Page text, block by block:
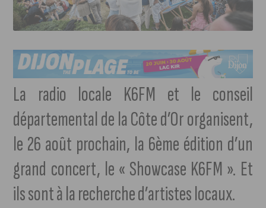
La radio locale K6FM et le conseil
départemental de la Côte d’Or organisent,
le 26 août prochain, la 6ème édition d’un
grand concert, le « Showcase K6FM ». Et
ils sont à la recherche d’artistes locaux.